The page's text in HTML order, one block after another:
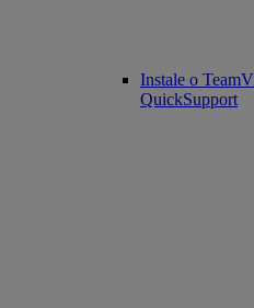
Instale o
QuickSupport